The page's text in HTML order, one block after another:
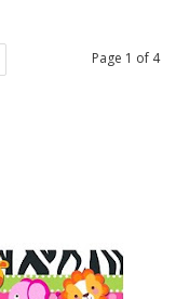
Page 1 of 4